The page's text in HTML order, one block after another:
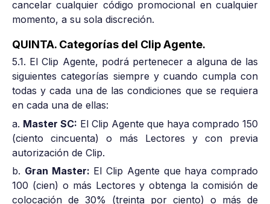
cancelar cualquier código promocional en cualquier
momento, a su sola discreción.
QUINTA. Categorías del Clip Agente.
5.1. El Clip Agente, podrá pertenecer a alguna de las
siguientes categorías siempre y cuando cumpla con
todas y cada una de las condiciones que se requiera
en cada una de ellas:
a. Master SC: El Clip Agente que haya comprado 150
(ciento cincuenta) o más Lectores y con previa
autorización de Clip.
b. Gran Master: El Clip Agente que haya comprado
100 (cien) o más Lectores y obtenga la comisión de
colocación de 30% (treinta por ciento) o más de